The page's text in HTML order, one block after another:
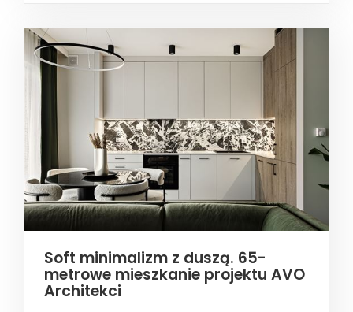
Soft minimalizm z duszą. 65-
metrowe mieszkanie projektu AVO
Architekci